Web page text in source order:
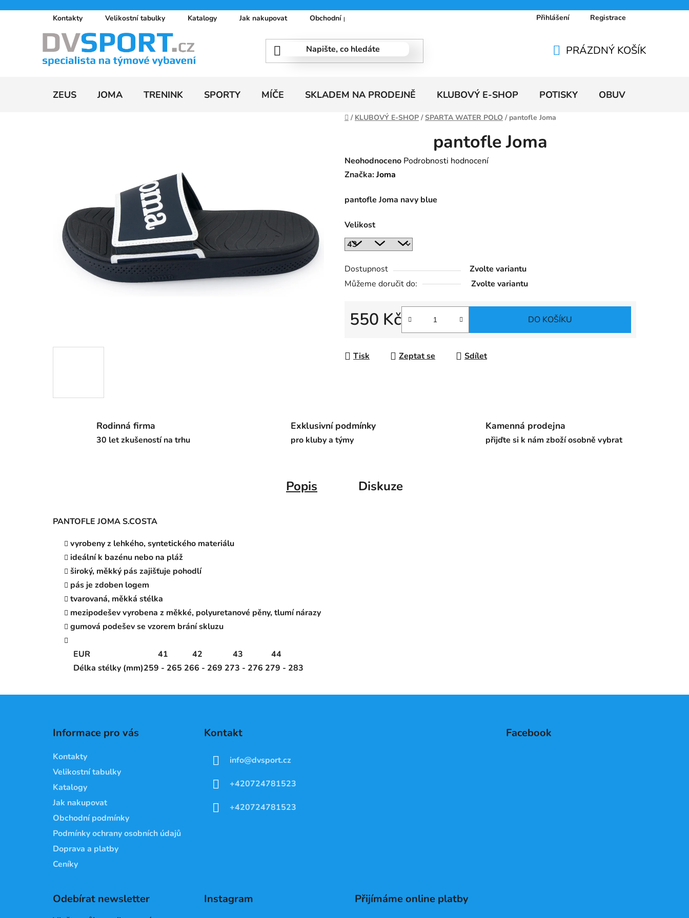
Kontakty Velikostní tabulky Katalogy Jak nakupovat Obchodní podmínky Doprava a platby Ceníky
Přihlášení Registrace
KOŠÍK
PRÁZDNÝ KOŠÍK
ZEUS JOMA TRENINK SPORTY MÍČE SKLADEM NA PRODEJNĚ KLUBOVÝ E-SHOP POTISKY OBUV
Domů
/ KLUBOVÝ E-SHOP / SPARTA WATER POLO / pantofle Joma
pantofle Joma
Průměrné
hodnocení
je
z
5
Neohodnoceno Podrobnosti hodnocení
Značka:Joma
pantofle Joma navy blue
Velikost
Dostupnost
Zvolte variantu
Můžeme doručit do:
Zvolte variantu
550 Kč DO KOŠÍKU
Tisk Zeptat se Sdílet
Rodinná firma
30 let zkušeností na trhu
Exklusivní podmínky
pro kluby a týmy
Kamenná prodejna
přijďte si k nám zboží osobně vybrat
Popis Diskuze
PANTOFLE JOMA S.COSTA
vyrobeny z lehkého, syntetického materiálu
ideální k bazénu nebo na pláž
široký, měkký pás zajišťuje pohodlí
pás je zdoben logem
tvarovaná, měkká stélka
mezipodešev vyrobena z měkké, polyuretanové pěny, tlumí nárazy
gumová podešev se vzorem brání skluzu
EUR 41 42 43
44
Délka stélky (mm)259 - 265 266 - 269 273 - 276 279 - 283
Informace pro vás
Kontakty
Velikostní tabulky
Katalogy
Jak nakupovat
Obchodní podmínky
Podmínky ochrany osobních údajů
Doprava a platby
Ceníky
Kontakt
info@dvsport.cz
+420724781523
+420724781523
Facebook
Odebírat newsletter Instagram Přijímáme online platby